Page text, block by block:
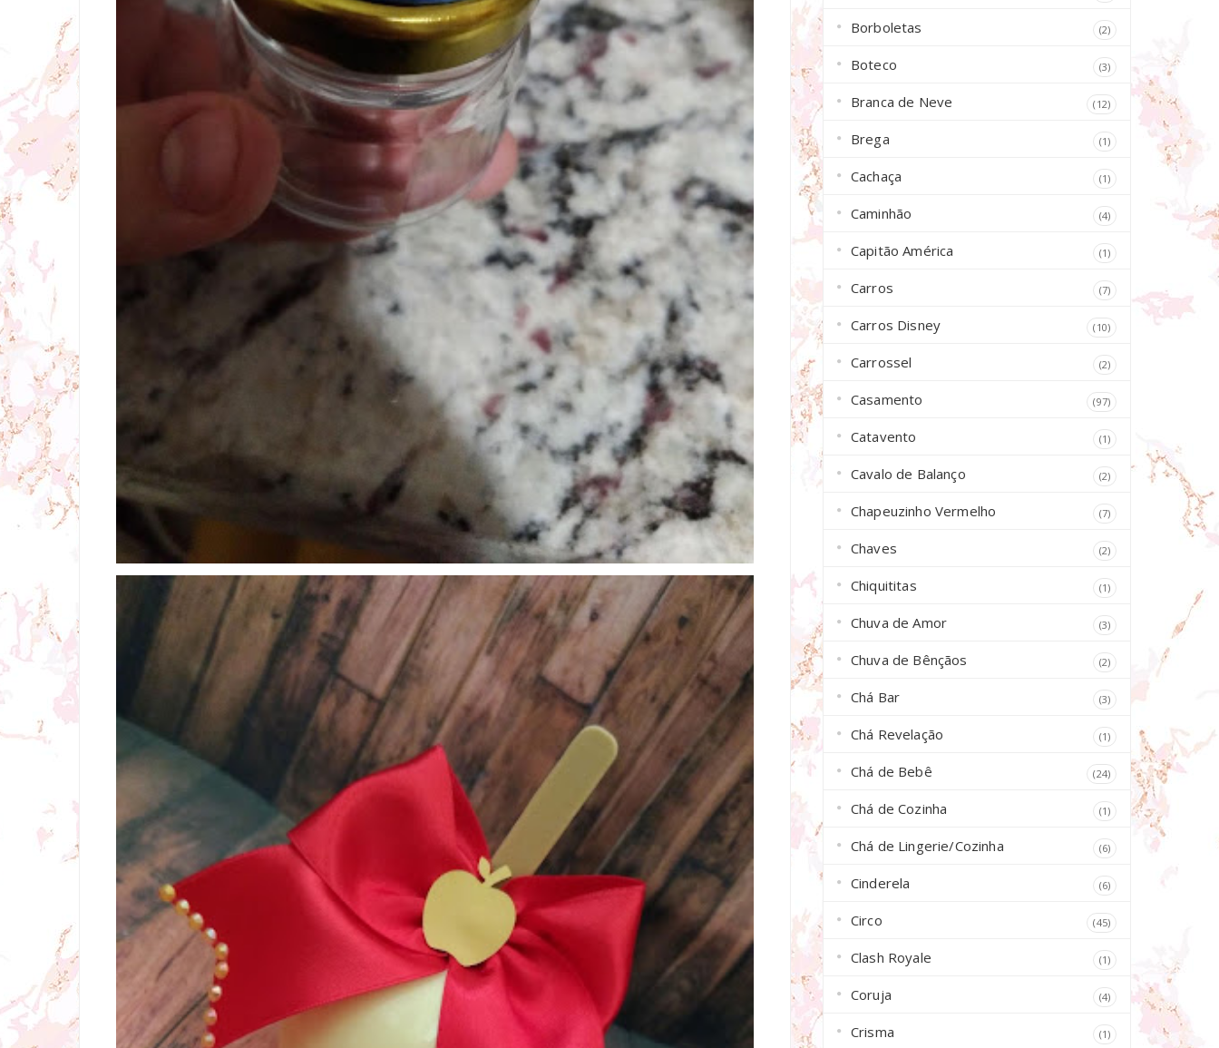
Borboletas (2)
Boteco (3)
Branca de Neve (12)
Brega (1)
Cachaça (1)
Caminhão (4)
Capitão América (1)
Carros (7)
Carros Disney (10)
Carrossel (2)
Casamento (97)
Catavento (1)
Cavalo de Balanço (2)
Chapeuzinho Vermelho (7)
Chaves (2)
Chiquititas (1)
Chuva de Amor (3)
Chuva de Bênçãos (2)
Chá Bar (3)
Chá Revelação (1)
Chá de Bebê (24)
Chá de Cozinha (1)
Chá de Lingerie/Cozinha (6)
Cinderela (6)
Circo (45)
Clash Royale (1)
Coruja (4)
Crisma (1)